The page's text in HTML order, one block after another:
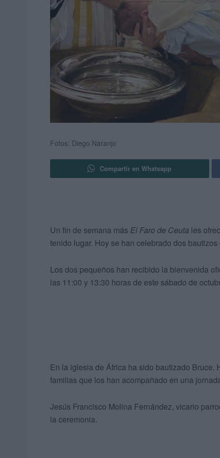
Fotos: Diego Naranjo
Compartir en Whatsapp
Un fin de semana más El Faro de Ceuta les
tenido lugar. Hoy se han celebrado dos bautizos
Los dos pequeños han recibido la bienvenida
las 11:00 y 13:30 horas de este sábado de
En la iglesia de África ha sido bautizado
familias que los han acompañado en una
Jesús Francisco Molina Fernández, vicario
la ceremonia.